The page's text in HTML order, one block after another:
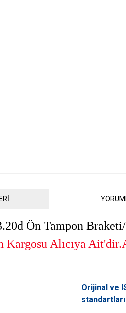
Ön Tampon Braketi
Alıcıya
ederiz.
Orijinal ve
standartları